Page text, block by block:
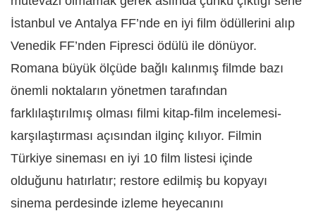
İstanbul ve Antalya FF’nde en iyi film ödüllerini alıp
Venedik FF’nden Fipresci ödülü ile dönüyor.
Romana büyük ölçüde bağlı kalınmış filmde bazı
önemli noktaların yönetmen tarafından
farklılaştırılmış olması filmi kitap-film incelemesi-
karşılaştırması açısından ilginç kılıyor. Filmin
Türkiye sineması en iyi 10 film listesi içinde
olduğunu hatırlatır; restore edilmiş bu kopyayı
sinema perdesinde izleme heyecanını